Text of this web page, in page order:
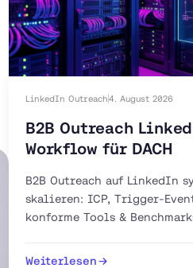
LinkedIn Outreach4. August 2026
B2B Outreach
Workflow für DACH
B2B Outreach auf LinkedIn
skalieren: ICP, Trigger-
konforme Tools &
Weiterlesen